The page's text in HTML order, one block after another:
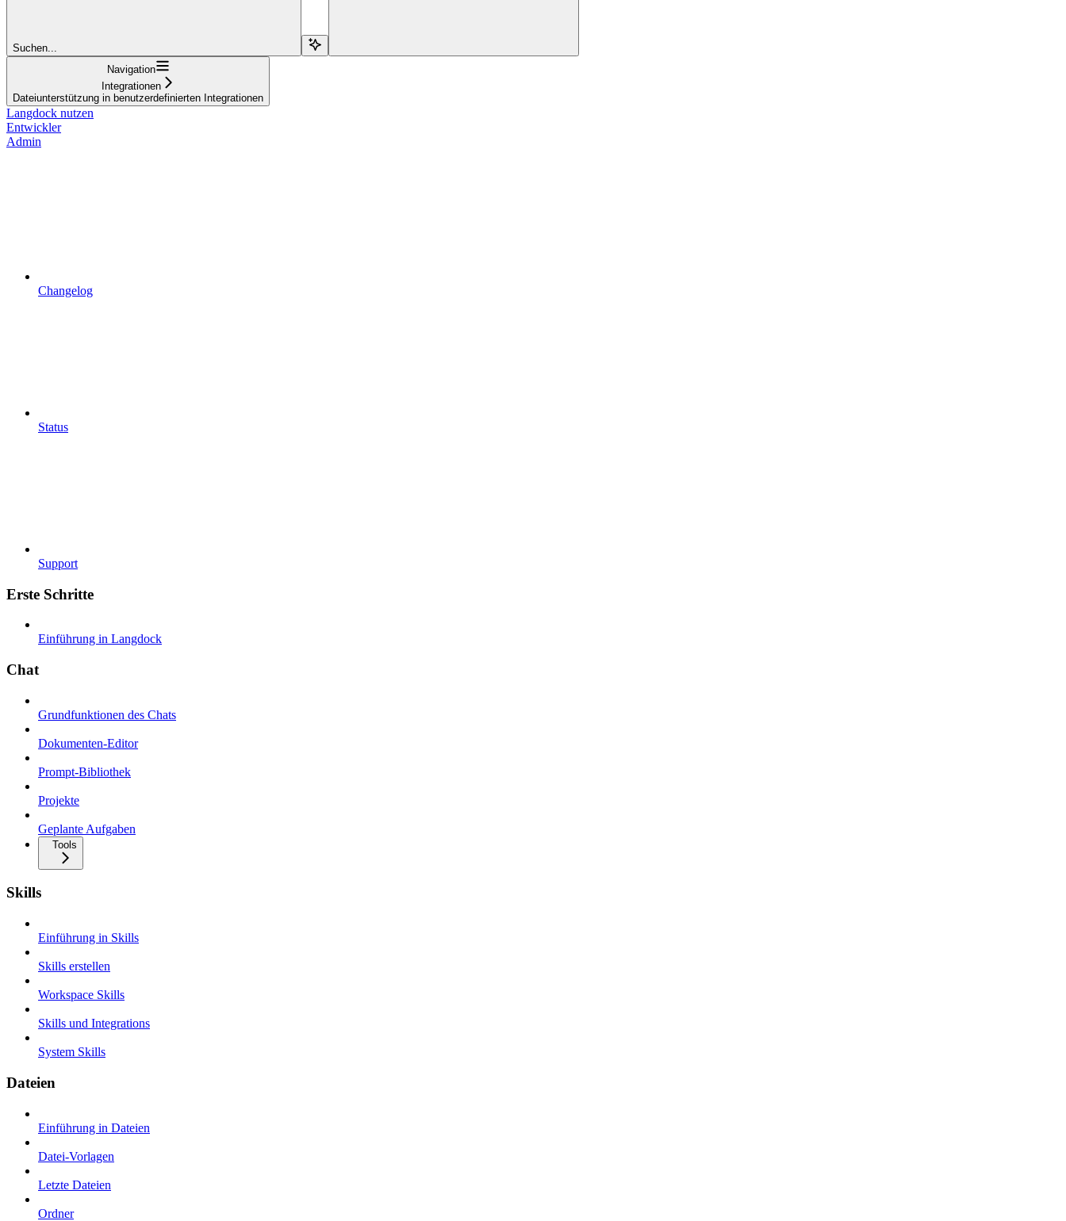
Suchen...
Navigation
Integrationen
Dateiunterstützung in benutzerdefinierten Integrationen
Langdock nutzen
Entwickler
Admin
Changelog
Status
Support
Erste Schritte
Einführung in Langdock
Chat
Grundfunktionen des Chats
Dokumenten-Editor
Prompt-Bibliothek
Projekte
Geplante Aufgaben
Tools
Skills
Einführung in Skills
Skills erstellen
Workspace Skills
Skills und Integrations
System Skills
Dateien
Einführung in Dateien
Datei-Vorlagen
Letzte Dateien
Ordner